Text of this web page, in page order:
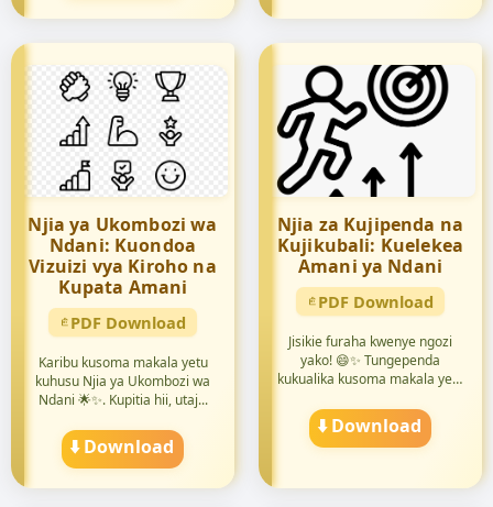
Njia ya Ukombozi wa
Ndani: Kuondoa
Vizuizi vya Kiroho na
Kupata Amani
PDF Download
Karibu kusoma makala yetu
kuhusu Njia ya Ukombozi wa
Ndani 🌟✨. Kupitia hii, utaj...
⬇️ Download
Njia za Kujipenda na
Kujikubali: Kuelekea
Amani ya Ndani
PDF Download
Jisikie furaha kwenye ngozi
yako! 😄✨ Tungependa
kukualika kusoma makala yetu
⬇️ Download